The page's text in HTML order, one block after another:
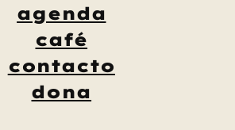
agenda
café
contacto
dona